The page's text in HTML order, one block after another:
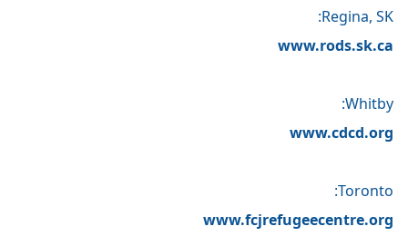
Regina, SK:
www.rods.sk.ca
Whitby:
www.cdcd.org
Toronto:
www.fcjrefugeecentre.org